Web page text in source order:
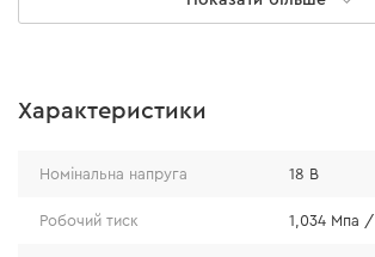
Максимальний тиск DTI-200: 10,35
Характеристики
Номінальна напруга 18 В
Робочий тиск 1,034 Мпа /